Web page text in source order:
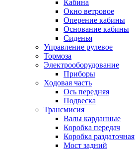
Кабина
Окно ветровое
Оперение кабины
Основание кабины
Сиденья
Управление рулевое
Тормоза
Электрооборудование
Приборы
Ходовая часть
Ось передняя
Подвеска
Трансмисия
Валы карданные
Коробка передач
Коробка раздаточная
Мост задний